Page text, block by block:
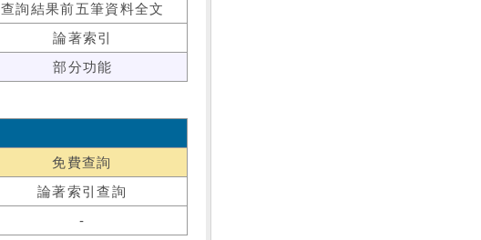
查詢結果前五筆資料全文
論著索引
部分功能
免費查詢
論著索引查詢
-